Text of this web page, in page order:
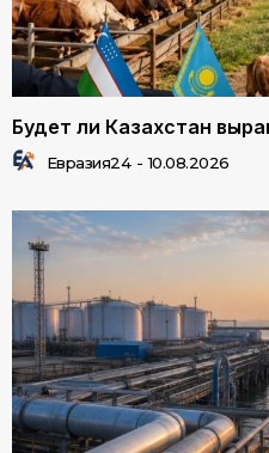
Будет ли Казахстан
Евразия24 - 10.08.2026